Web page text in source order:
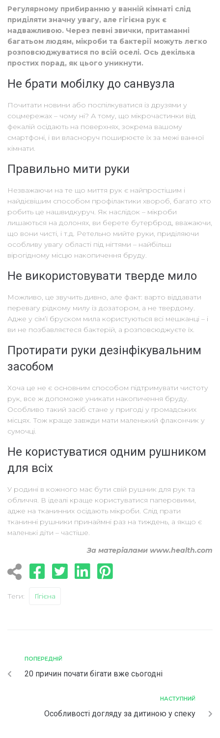
Регулярному прибиранню у ванній кімнаті слід
приділяти значну увагу, але гігієна рук є
надважливою. Через певні звички, притаманні
багатьом людям, мікроби та бактерії можуть легко
розповсюджуватися по всій оселі. Ось декілька
простих порад, як цього уникнути.
Не брати мобілку до санвузла
Почитати новини або поспілкуватися із друзями у
соцмережах – чому ні? А тому, що мікрочастинки від
фекалій осідають на поверхнях, зокрема вашому
смартфоні, і ви власноруч поширюєте їх за межі ванної
кімнати.
Правильно мити руки
Незважаючи на те що миття рук є найпростішим і
найдієвішим способом профілактики хвороб, багато хто
робить це нашвидкуруч. Як наслідок – мікроби
лишаються на долонях, ви берете бутерброд, вважаючи,
що вони чисті, і т.д. Ретельно мийте руки, приділяючи
особливу увагу області під нігтями – найбільш
вірогідному місцю накопичення бруду.
Не використовувати тверде мило
Можливо, це звучить дивно, але факт: варто віддавати
перевагу рідкому милу із дозатором, а не твердому.
Адже у сім’ї бруском мила користуються всі мешканці – і
ви не позбавляєтеся бактерій, а розповсюджуєте їх.
Протирати руки дезінфікувальним
засобом
Хоча це не є основним способом підтримувати чистоту
рук, все ж допоможе уникати накопичення бруду.
Особливо такий засіб стане у пригоді у громадських
місцях. Тож краще завжди мати маленький флакончик у
сумочці.
Не користуватися одним рушником
для всіх
У родині в кожного має бути свій рушник для рук та
обличчя. В ідеалі краще користуватися паперовими,
адже на тканинних осідають мікроби. Слід прати
тканинні рушники принаймні раз на тиждень, а якщо є
маленькі діти – частіше.
За матеріалами www.health.com
Теги: Гігієна
ПОПЕРЕДНІЙ
20 причин почати бігати вже сьогодні
НАСТУПНИЙ
Особливості догляду за дитиною у спеку